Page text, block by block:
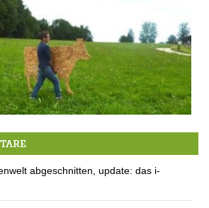
abgeschnitten, update: das i-